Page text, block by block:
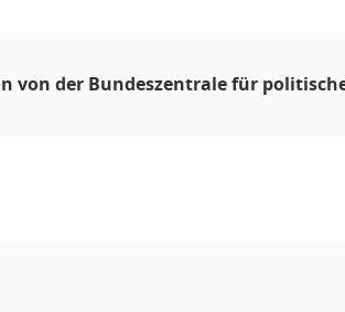
von der Bundeszentrale für